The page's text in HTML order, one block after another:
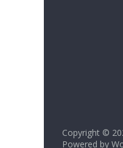
Copyright ©
Powered by